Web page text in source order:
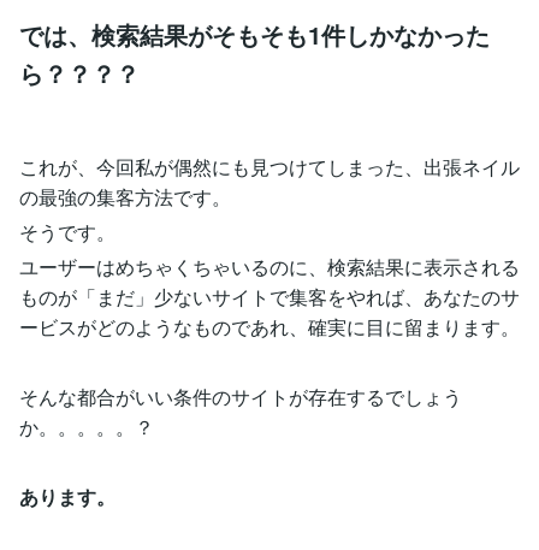
では、検索結果がそもそも1件しかなかった
ら？？？？
これが、今回私が偶然にも見つけてしまった、出張ネイル
の最強の集客方法です。
そうです。
ユーザーはめちゃくちゃいるのに、検索結果に表示される
ものが「まだ」少ないサイトで集客をやれば、あなたのサ
ービスがどのようなものであれ、確実に目に留まります。
そんな都合がいい条件のサイトが存在するでしょう
か。。。。。？
あります。